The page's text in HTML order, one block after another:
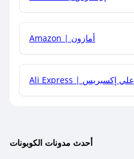
Amazon | أمازون
Ali Express | علي إكسبريس
أحدث مدونات الكوبونات